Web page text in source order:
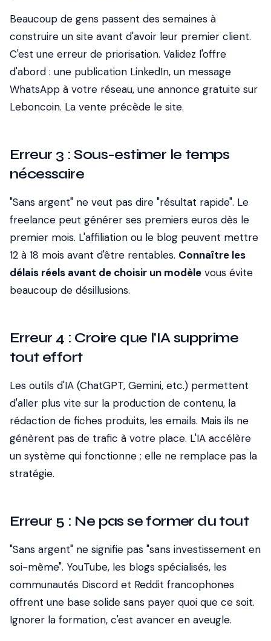
Beaucoup de gens passent des semaines à
construire un site avant d'avoir leur premier client.
C'est une erreur de priorisation. Validez l'offre
d'abord : une publication LinkedIn, un message
WhatsApp à votre réseau, une annonce gratuite sur
Leboncoin. La vente précède le site.
Erreur 3 : Sous-estimer le temps
nécessaire
"Sans argent" ne veut pas dire "résultat rapide". Le
freelance peut générer ses premiers euros dès le
premier mois. L'affiliation ou le blog peuvent mettre
12 à 18 mois avant d'être rentables. Connaître les
délais réels avant de choisir un modèle vous évite
beaucoup de désillusions.
Erreur 4 : Croire que l'IA supprime
tout effort
Les outils d'IA (ChatGPT, Gemini, etc.) permettent
d'aller plus vite sur la production de contenu, la
rédaction de fiches produits, les emails. Mais ils ne
génèrent pas de trafic à votre place. L'IA accélère
un système qui fonctionne ; elle ne remplace pas la
stratégie.
Erreur 5 : Ne pas se former du tout
"Sans argent" ne signifie pas "sans investissement en
soi-même". YouTube, les blogs spécialisés, les
communautés Discord et Reddit francophones
offrent une base solide sans payer quoi que ce soit.
Ignorer la formation, c'est avancer en aveugle.